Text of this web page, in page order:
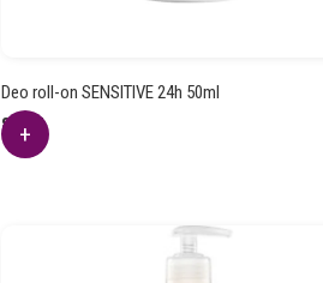
Deo roll-on SENSITIVE 24h 50ml
8.59
€